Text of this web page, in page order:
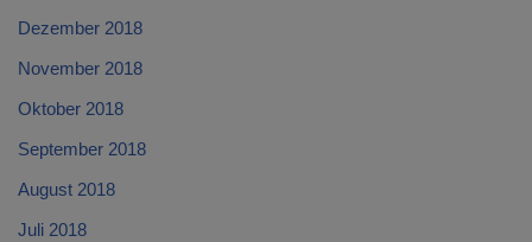
Dezember 2018
November 2018
Oktober 2018
September 2018
August 2018
Juli 2018